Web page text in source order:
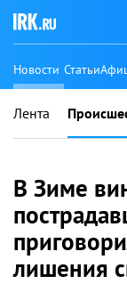
Новости Статьи
Лента
В Зиме
лишения